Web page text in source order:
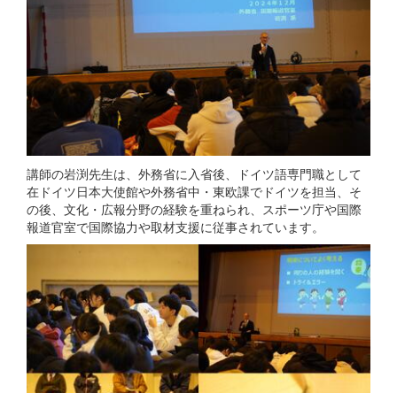
講師の岩渕先生は、外務省に入省後、ドイツ語専門職として
在ドイツ日本大使館や外務省中・東欧課でドイツを担当、そ
の後、文化・広報分野の経験を重ねられ、スポーツ庁や国際
報道官室で国際協力や取材支援に従事されています。